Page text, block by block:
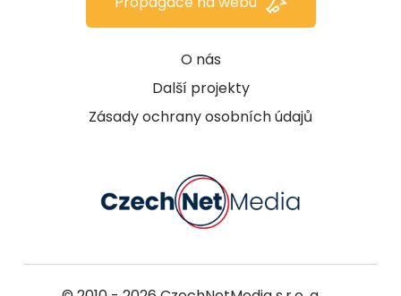
O nás
Další projekty
Zásady ochrany osobních údajů